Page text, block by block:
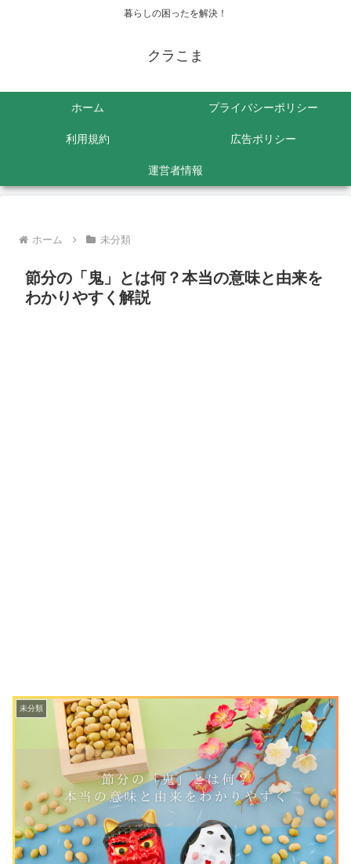
暮らしの困ったを解決！
クラこま
ホーム プライバシーポリシー
利用規約 広告ポリシー
運営者情報
ホーム 未分類
節分の「鬼」とは何？本当の意味と由来を
わかりやすく解説
未分類